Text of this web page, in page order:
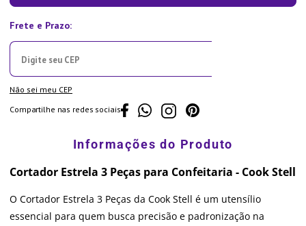
Não sei meu CEP
Compartilhe nas redes sociais
Cortador Estrela 3 Peças para Confeitaria - Cook Stell
O Cortador Estrela 3 Peças da Cook Stell é um utensílio
essencial para quem busca precisão e padronização na